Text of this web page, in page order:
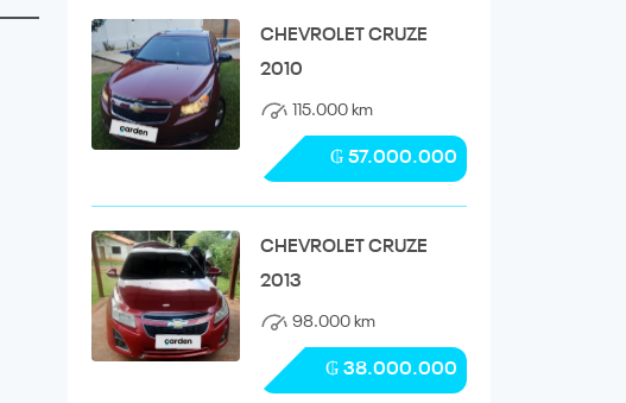
CHEVROLET CRUZE
2010
115.000 km
₲ 57.000.000
CHEVROLET CRUZE
2013
98.000 km
₲ 38.000.000